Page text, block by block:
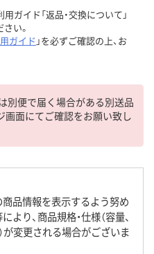
ガイド「返品・交換について」
い。
ガイド 」を必ずご確認の上、お
別便で届く場合がある別送品
画面にてご確認をお願い致し
品情報を表示するよう努め
り、商品規格・仕様（容量、
が変更される場合がございま